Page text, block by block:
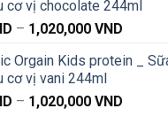
91,000
cơ vị chocolate 244ml
– 1,020,000 VND
từ
Orgain Kids protein _
cơ vị vani 244ml
– 1,020,000 VND